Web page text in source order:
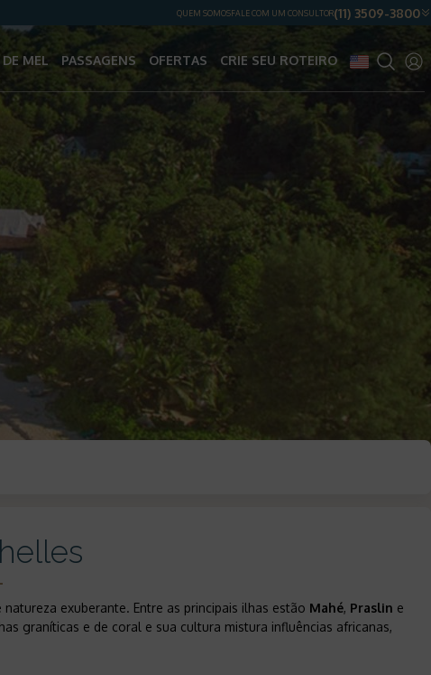
QUEM SOMOSFALE COM UM CONSULTOR(11) 3509-3800
MEL PASSAGENS OFERTAS CRIE SEU ROTEIRO
exuberante. Entre as principais ilhas estão Mahé, Praslin e
graníticas e de coral e sua cultura mistura influências africanas,